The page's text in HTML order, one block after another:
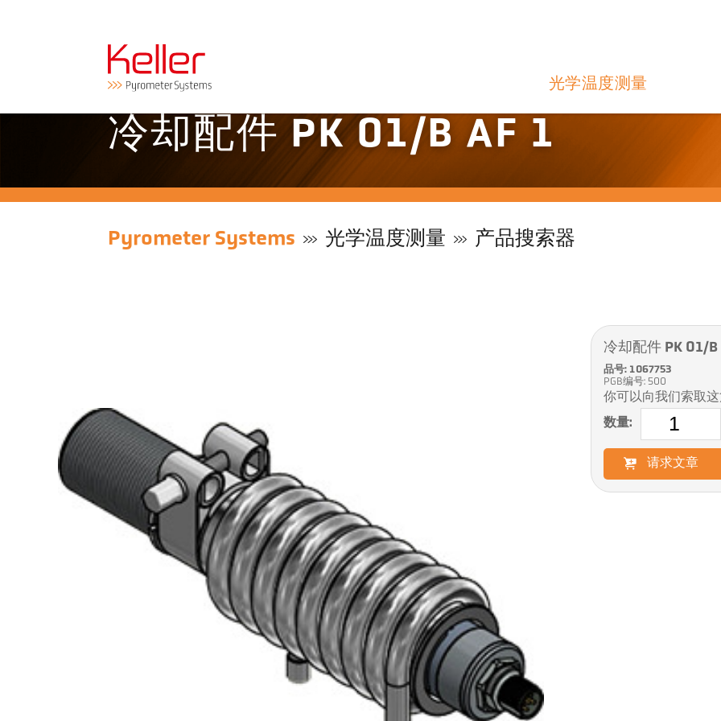
光学温度测量
冷却配件 PK 01/B AF 1
Pyrometer Systems 光学温度测量 产品搜索器
冷却配件 PK 01/B
品号: 1067753
PGB编号: 500
你可以向我们索取
数量:
请求文章